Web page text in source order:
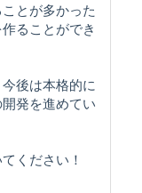
とが多かった
ることができ
後は本格的に
発を進めてい
ください！